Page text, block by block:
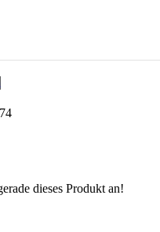
dieses Produkt an!